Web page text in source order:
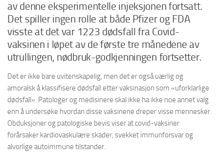
av denne eksperimentelle injeksjonen fortsatt.
Det spiller ingen rolle at både Pfizer og FDA
visste at det var 1223 dødsfall fra Covid-
vaksinen i løpet av de første tre månedene av
utrullingen, nødbruk-godkjenningen fortsetter.
Det er ikke bare uvitenskapelig, men det er også uærlig og
amoralsk å klassifisere dødsfall etter vaksinasjon som «uforklarlige
dødsfall». Patologer og medisinere skal ikke ha ikke noe annet valg
enn å undersøke hvordan disse vaksinene dreper visse mennesker.
Obduksjoner og patologiske bevis viser at covid-vaksiner
forårsaker kardiovaskulære skader, svekket immunforsvar og
alvorlige autoimmune tilstander.